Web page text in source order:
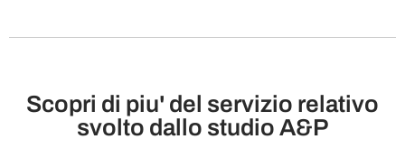
Scopri di piu' del servizio relativo
svolto dallo studio A&P